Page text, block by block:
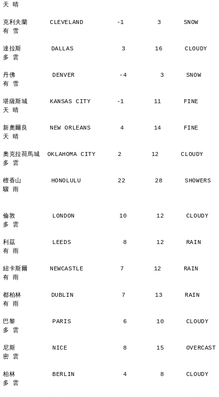
天 晴
克利夫蘭      CLEVELAND         -1         3      SNOW
有 雪
達拉斯        DALLAS             3        16      CLOUDY
多 雲
丹佛          DENVER            -4         3      SNOW
有 雪
堪薩斯城      KANSAS CITY       -1        11      FINE
天 晴
新奧爾良      NEW ORLEANS        4        14      FINE
天 晴
奧克拉荷馬城  OKLAHOMA CITY      2        12      CLOUDY
多 雲
檀香山        HONOLULU          22        28      SHOWERS
驟 雨
倫敦          LONDON            10        12      CLOUDY
多 雲
利茲          LEEDS              8        12      RAIN
有 雨
紐卡斯爾      NEWCASTLE          7        12      RAIN
有 雨
都柏林        DUBLIN             7        13      RAIN
有 雨
巴黎          PARIS              6        10      CLOUDY
多 雲
尼斯          NICE               8        15      OVERCAST
密 雲
柏林          BERLIN             4         8      CLOUDY
多 雲